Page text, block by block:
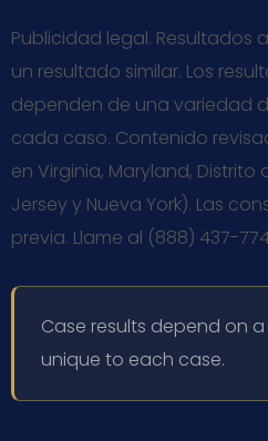
Publicidad legal. Resultados
un resultado similar. Los
dependen de una variedad
cada caso. Contenido
en Virginia, Maryland, Distrito
Jersey y Nueva York). Las
previa. Llame al (888) 437-
Case results depend on
unique to each case.